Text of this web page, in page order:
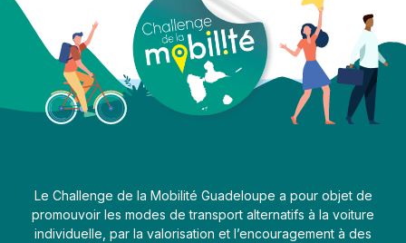
Le Challenge de la Mobilité Guadeloupe a pour objet de
promouvoir les modes de transport alternatifs à la voiture
individuelle, par la valorisation et l’encouragement à des